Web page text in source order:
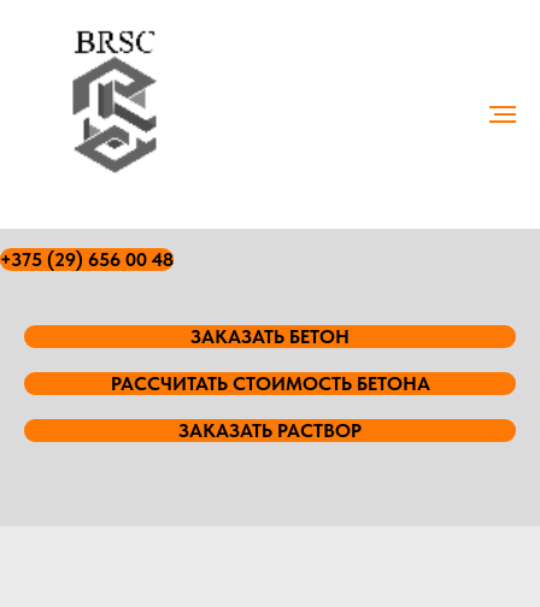
+375 (29) 656 00 48
ЗАКАЗАТЬ БЕТОН
РАССЧИТАТЬ СТОИМОСТЬ БЕТОНА
ЗАКАЗАТЬ РАСТВОР